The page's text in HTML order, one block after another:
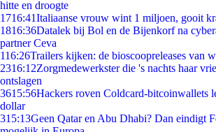
hitte en droogte
1716:41Italiaanse vrouw wint 1 miljoen, gooit
1816:36Datalek bij Bol en de Bijenkorf na
partner Ceva
116:26Trailers kijken: de bioscoopreleases van
2316:12Zorgmedewerkster die 's nachts haar
ontslagen
3615:56Hackers roven Coldcard-bitcoinwallets
dollar
315:13Geen Qatar en Abu Dhabi? Dan eindigt